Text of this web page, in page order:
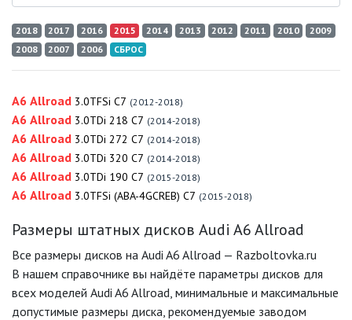
2018 2017 2016 2015 2014 2013 2012 2011 2010
2009
2008
2007 2006 СБРОС
A6 Allroad 3.0TFSi C7 (2012-2018)
A6 Allroad 3.0TDi 218 C7 (2014-2018)
A6 Allroad 3.0TDi 272 C7 (2014-2018)
A6 Allroad 3.0TDi 320 C7 (2014-2018)
A6 Allroad 3.0TDi 190 C7 (2015-2018)
A6 Allroad 3.0TFSi (ABA-4GCREB) C7 (2015-2018)
Размеры штатных дисков Audi A6 Allroad
Все размеры дисков на Audi A6 Allroad — Razboltovka.ru
В нашем справочнике вы найдёте параметры дисков для
всех моделей Audi A6 Allroad, минимальные и максимальные
допустимые размеры диска, рекомендуемые заводом